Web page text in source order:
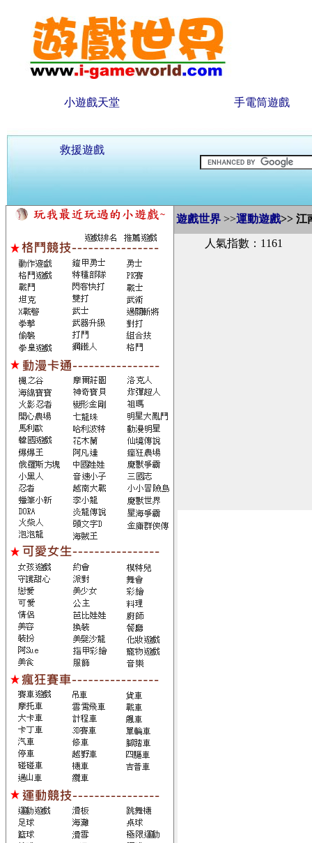
小遊戲天堂 手電筒遊戲
救援遊戲
遊戲世界 >>運動遊戲>> 江
人氣指數：1161